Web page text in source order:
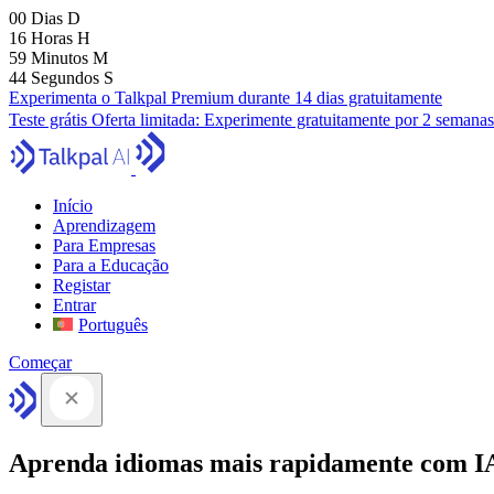
00 Dias D
16 Horas H
59 Minutos M
43 Segundos S
Experimenta o Talkpal Premium durante 14 dias gratuitamente
Teste grátis Oferta limitada: Experimente gratuitamente por 2 semanas
Início
Aprendizagem
Para Empresas
Para a Educação
Registar
Entrar
Português
Começar
Aprenda idiomas mais rapidamente com